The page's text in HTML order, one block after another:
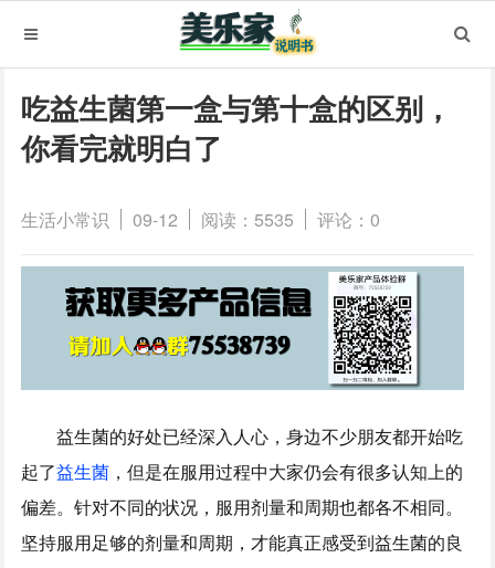
吃益生菌第一盒与第十盒的区别，
你看完就明白了
生活小常识 09-12 阅读：5535 评论：0
益生菌的好处已经深入人心，身边不少朋友都开始吃
起了益生菌 ，但是在服用过程中大家仍会有很多认知上的
偏差。针对不同的状况，服用剂量和周期也都各不相同。
坚持服用足够的剂量和周期，才能真正感受到益生菌的良